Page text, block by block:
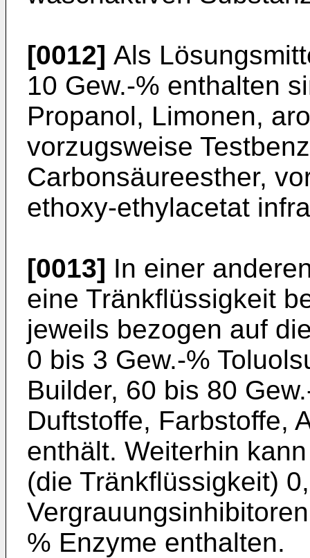
[0012] Als
10 Gew.-% enthalten
Propanol, Limonen,
vorzugsweise
Carbonsäureesther,
ethoxy-ethylacetat
[0013] In einer
eine Tränkflüssigkeit
jeweils bezogen auf
0 bis 3 Gew.-%
Builder, 60 bis 80
Duftstoffe, Farbstoffe,
enthält. Weiterhin
(die Tränkflüssigkeit)
% Enzyme enthalten.